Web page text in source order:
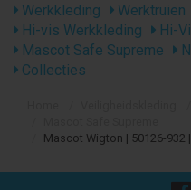
Werkkleding
Werktruien
Hi-vis Werkkleding
Hi-
Mascot Safe Supreme
Collecties
Mascot Wigton | 50126-932